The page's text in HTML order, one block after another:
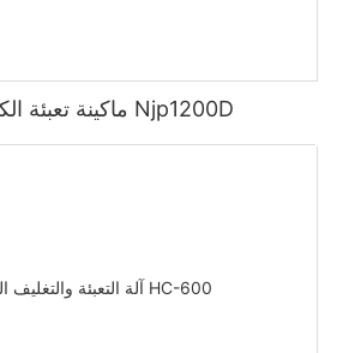
ماكينة تعبئة الكبسولات الأوتوماتيكية Njp1200D